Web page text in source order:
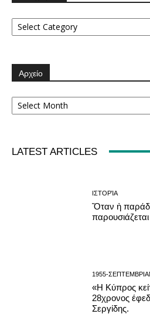
Κατηγορίες
Αρχείο
Αρχείο
LATEST ARTICLES
ΙΣΤΟΡΊΑ
Ὅταν ἡ
1955-
«Η Κύπρος
28χρονος
Σεργίδης.